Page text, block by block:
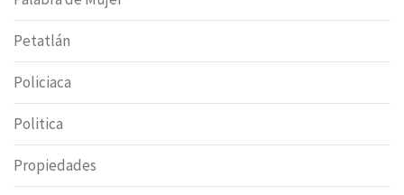
Petatlán
Policiaca
Politica
Propiedades